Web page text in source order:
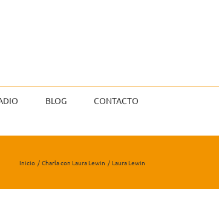
BLOG CONTACTO
Inicio Charla con Laura Lewin Laura Lewin